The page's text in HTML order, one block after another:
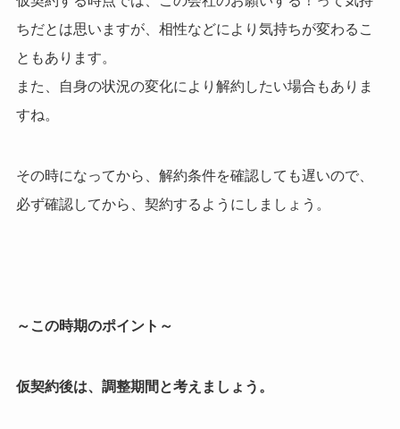
ちだとは思いますが、相性などにより気持ちが変わるこ
ともあります。
また、自身の状況の変化により解約したい場合もありま
すね。
その時になってから、解約条件を確認しても遅いので、
必ず確認してから、契約するようにしましょう。
～この時期のポイント～
仮契約後は、調整期間と考えましょう。